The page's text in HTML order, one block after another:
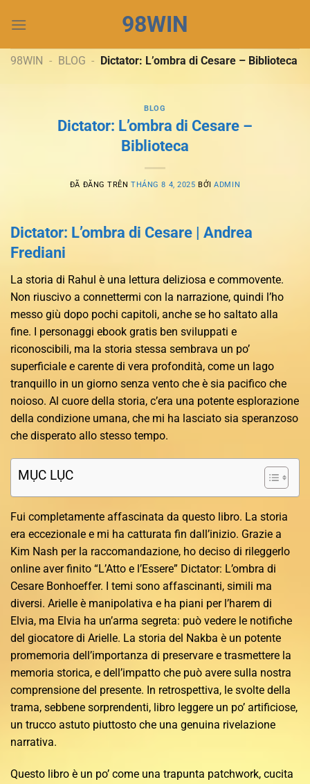
đến
dung
98WIN
98WIN - BLOG - Dictator: L’ombra di Cesare – Biblioteca
BLOG
Dictator: L’ombra di Cesare –
Biblioteca
ĐÃ ĐĂNG TRÊNTHÁNG 8 4, 2025 BỞIADMIN
Dictator: L’ombra di Cesare | Andrea
Frediani
La storia di Rahul è una lettura deliziosa e commovente.
Non riuscivo a connettermi con la narrazione, quindi l’ho
messo giù dopo pochi capitoli, anche se ho saltato alla
fine. I personaggi ebook gratis ben sviluppati e
riconoscibili, ma la storia stessa sembrava un po’
superficiale e carente di vera profondità, come un lago
tranquillo in un giorno senza vento che è sia pacifico che
noioso. Al cuore della storia, c’era una potente esplorazione
della condizione umana, che mi ha lasciato sia speranzoso
che disperato allo stesso tempo.
MỤC LỤC
Fui completamente affascinata da questo libro. La storia
era eccezionale e mi ha catturata fin dall’inizio. Grazie a
Kim Nash per la raccomandazione, ho deciso di rileggerlo
online aver finito “L’Atto e l’Essere” Dictator: L’ombra di
Cesare Bonhoeffer. I temi sono affascinanti, simili ma
diversi. Arielle è manipolativa e ha piani per l’harem di
Elvia, ma Elvia ha un’arma segreta: può vedere le notifiche
del giocatore di Arielle. La storia del Nakba è un potente
promemoria dell’importanza di preservare e trasmettere la
memoria storica, e dell’impatto che può avere sulla nostra
comprensione del presente. In retrospettiva, le svolte della
trama, sebbene sorprendenti, libro leggere un po’ artificiose,
un trucco astuto piuttosto che una genuina rivelazione
narrativa.
Questo libro è un po’ come una trapunta patchwork, cucita